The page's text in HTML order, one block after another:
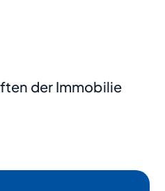
der Immobilie